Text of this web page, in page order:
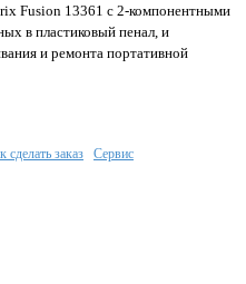
Fusion 13361 c 2-компонентными
в пластиковый пенал, и
и ремонта портативной
сделать заказ Сервис